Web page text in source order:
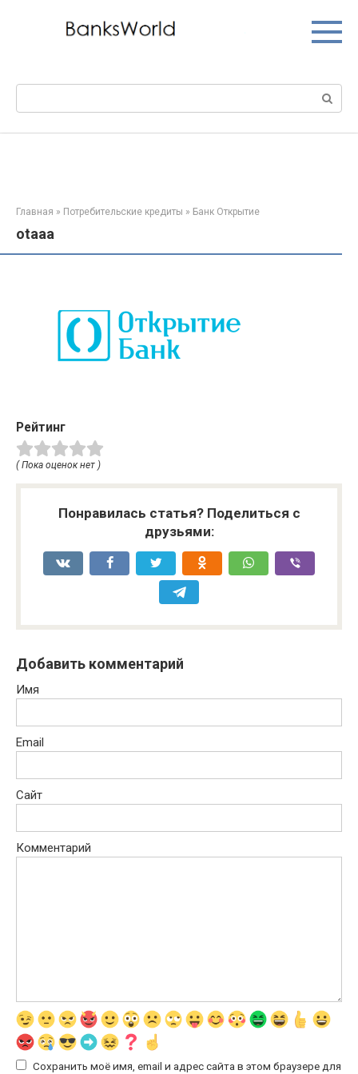
Поиск:
Главная » Потребительские кредиты » Банк Открытие
otaaa
Рейтинг
( Пока оценок нет )
Понравилась статья? Поделиться с
друзьями:
Добавить комментарий
Имя
Email
Сайт
Комментарий
Сохранить моё имя, email и адрес сайта в этом браузере для